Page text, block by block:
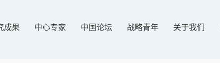
成果 中心专家 中国论坛 战略青年 关于我们